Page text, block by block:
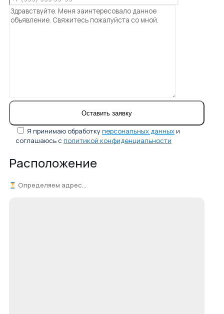
Я принимаю обработкуперсональных данных и
соглашаюсь с политикой конфиденциальности
Расположение
Определяем адрес...